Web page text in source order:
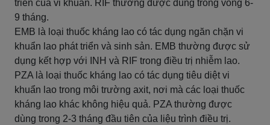
triển của vi khuẩn. RIF thường được dùng trong vòng 6-
9 tháng.
EMB là loại thuốc kháng lao có tác dụng ngăn chặn vi
khuẩn lao phát triển và sinh sản. EMB thường được sử
dụng kết hợp với INH và RIF trong điều trị nhiễm lao.
PZA là loại thuốc kháng lao có tác dụng tiêu diệt vi
khuẩn lao trong môi trường axit, nơi mà các loại thuốc
kháng lao khác không hiệu quả. PZA thường được
dùng trong 2-3 tháng đầu tiên của liệu trình điều trị.